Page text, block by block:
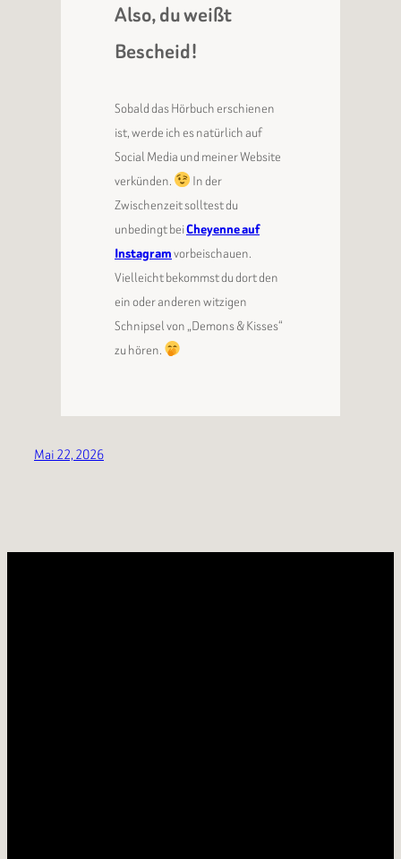
Also, du weißt
Bescheid!
Sobald das Hörbuch erschienen
ist, werde ich es natürlich auf
Social Media und meiner Website
verkünden.
In der
Zwischenzeit solltest du
unbedingt beiCheyenne auf
Instagramvorbeischauen.
Vielleicht bekommst du dort den
ein oder anderen witzigen
Schnipsel von „Demons & Kisses“
zu hören.
Mai 22, 2026